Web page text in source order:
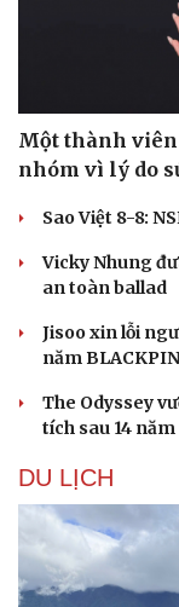
Một thành viên
nhóm vì lý do
Sao Việt 8-8:
Vicky Nhung
an toàn ballad
Jisoo xin lỗi
năm
The Odyssey
tích sau 14 năm
DU LỊCH